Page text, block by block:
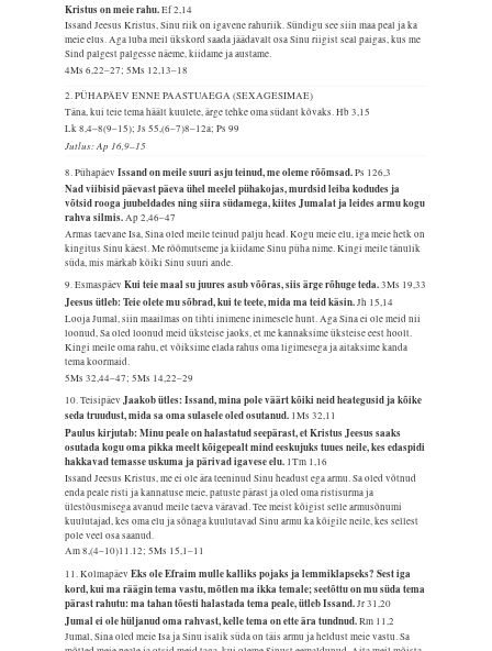
Kristus on meie rahu.Ef 2,14
Issand Jeesus Kristus, Sinu riik on igavene rahuriik. Sündigu see siin maa peal ja ka
meie elus. Aga luba meil ükskord saada jäädavalt osa Sinu riigist seal paigas, kus me
Sind palgest palgesse näeme, kiidame ja austame.
4Ms 6,22–27; 5Ms 12,13–18
2. PÜHAPÄEV ENNE PAASTUAEGA (SEXAGESIMAE)
Täna, kui teie tema häält kuulete, ärge tehke oma südant kõvaks.Hb 3,15
Lk 8,4–8(9–15); Js 55,(6–7)8–12a; Ps 99
Jutlus: Ap 16,9–15
8. PühapäevIssand on meile suuri asju teinud, me oleme rõõmsad.Ps 126,3
Nad viibisid päevast päeva ühel meelel pühakojas, murdsid leiba kodudes ja
võtsid rooga juubeldades ning siira südamega, kiites Jumalat ja leides armu kogu
rahva silmis.Ap 2,46–47
Armas taevane Isa, Sina oled meile teinud palju head. Kogu meie elu, iga meie hetk on
kingitus Sinu käest. Me rõõmutseme ja kiidame Sinu püha nime. Kingi meile tänulik
süda, mis märkab kõiki Sinu suuri ande.
9. EsmaspäevKui teie maal su juures asub võõras, siis ärge rõhuge teda.3Ms 19,33
Jeesus ütleb: Teie olete mu sõbrad, kui te teete, mida ma teid käsin.Jh 15,14
Looja Jumal, siin maailmas on tihti inimene inimesele hunt. Aga Sina ei ole meid nii
loonud, Sa oled loonud meid üksteise jaoks, et me kannaksime üksteise eest hoolt.
Kingi meile oma rahu, et võiksime elada rahus oma ligimesega ja aitaksime kanda
tema koormaid.
5Ms 32,44–47; 5Ms 14,22–29
10. TeisipäevJaakob ütles: Issand, mina pole väärt kõiki neid heategusid ja kõike
seda truudust, mida sa oma sulasele oled osutanud. 1Ms 32,11
Paulus kirjutab: Minu peale on halastatud seepärast, et Kristus Jeesus saaks
osutada kogu oma pikka meelt kõigepealt mind eeskujuks tuues neile, kes edaspidi
hakkavad temasse uskuma ja pärivad igavese elu. 1Tm 1,16
Issand Jeesus Kristus, me ei ole ära teeninud Sinu headust ega armu. Sa oled võtnud
enda peale risti ja kannatuse meie, patuste pärast ja oled oma ristisurma ja
ülestõusmisega avanud meile taeva väravad. Tee meist kõigist selle armusõnumi
kuulutajad, kes oma elu ja sõnaga kuulutavad Sinu armu ka kõigile neile, kes sellest
pole veel osa saanud.
Am 8,(4–10)11.12; 5Ms 15,1–11
11. KolmapäevEks ole Efraim mulle kalliks pojaks ja lemmiklapseks? Sest iga
kord, kui ma räägin tema vastu, mõtlen ma ikka temale; seetõttu on mu süda tema
pärast rahutu: ma tahan tõesti halastada tema peale, ütleb Issand.Jr 31,20
Jumal ei ole hüljanud oma rahvast, kelle tema on ette ära tundnud.Rm 11,2
Jumal, Sina oled meie Isa ja Sinu isalik süda on täis armu ja heldust meie vastu. Sa